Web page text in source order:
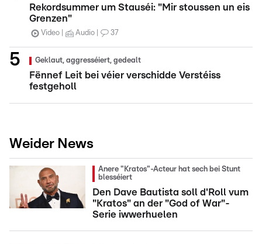
Rekordsummer um Stauséi: "Mir stoussen un eis
Grenzen"
Video Audio 37
Geklaut, aggresséiert, gedealt
Fënnef Leit bei véier verschidde Verstéiss
festgeholl
Weider News
Anere "Kratos"-Acteur hat sech bei Stunt
blesséiert
Den Dave Bautista soll d'Roll vum
"Kratos" an der "God of War"-
Serie iwwerhuelen